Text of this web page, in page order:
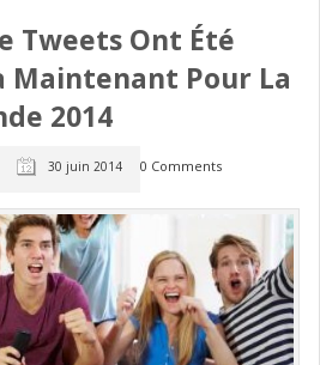
Tweets Ont Été
Maintenant Pour La
2014
30 juin 2014 0 Comments